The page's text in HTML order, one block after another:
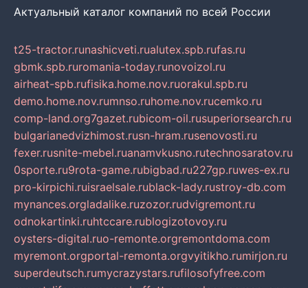
Актуальный каталог компаний по всей России
t25-tractor.runashicveti.rualutex.spb.rufas.ru
gbmk.spb.ruromania-today.runovoizol.ru
airheat-spb.rufisika.home.nov.ruorakul.spb.ru
demo.home.nov.rumnso.ruhome.nov.rucemko.ru
comp-land.org7gazet.rubicom-oil.rusuperiorsearch.ru
bulgarianedvizhimost.rusn-hram.rusenovosti.ru
fexer.rusnite-mebel.ruanamvkusno.rutechnosaratov.ru
0sporte.ru9rota-game.rubigbad.ru227gp.ruwes-ex.ru
pro-kirpichi.ruisraelsale.rublack-lady.rustroy-db.com
mynances.orgladalike.ruzozor.rudvigremont.ru
odnokartinki.ruhtccare.rublogizotovoy.ru
oysters-digital.ruo-remonte.orgremontdoma.com
myremont.orgportal-remonta.orgvyitikho.rumirjon.ru
superdeutsch.rumycrazystars.rufilosofyfree.com